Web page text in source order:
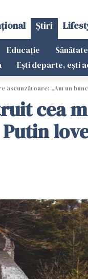
Știri
Educație Sănătate
Ești departe, ești
ascunzătoare: „Am un
cea